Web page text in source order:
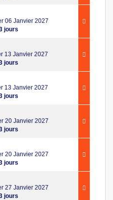
06 Janvier 2027
jours
13 Janvier 2027
jours
13 Janvier 2027
jours
20 Janvier 2027
jours
20 Janvier 2027
jours
27 Janvier 2027
jours